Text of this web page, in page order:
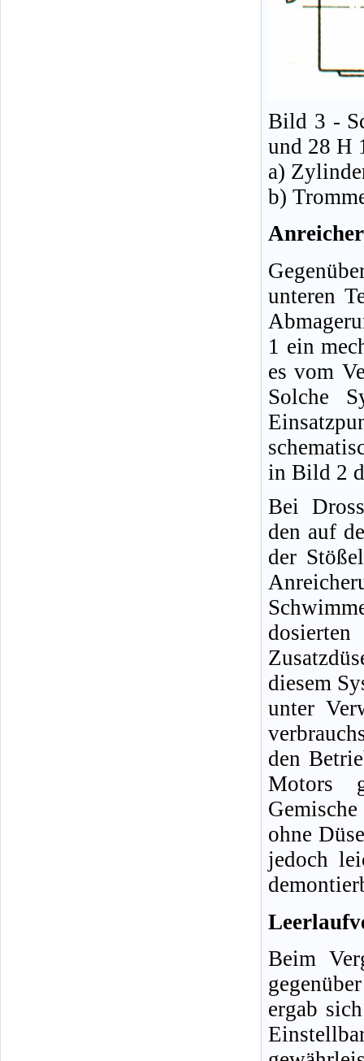
Bild 3 -
und 28 H
a)
b)
unteren
1 ein
es vom
Solche
in Bild 2
Bei
den auf
der
diesem
unter
den
Motors
ohne
jedoch
Beim
ergab